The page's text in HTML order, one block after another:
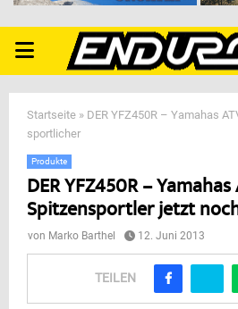
PRIMARY
MENU
Startseite » DER YFZ450R – Yamahas
sportlicher
Produkte
DER YFZ450R – Yamahas
Spitzensportler jetzt
von Marko Barthel 12. Juni 2013
TEILEN